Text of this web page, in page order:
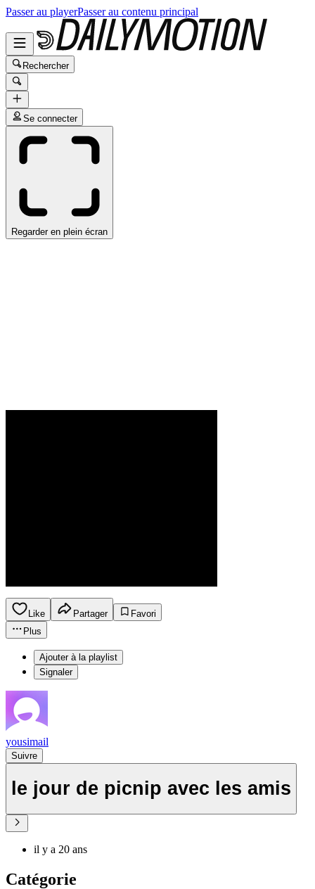
Passer au playerPasser au contenu principal
Rechercher
Se connecter
Regarder en plein écran
Like Partager
Favori
Plus
Ajouter à la playlist
Signaler
yousimail
Suivre
le jour de picnip avec les amis
il y a 20 ans
Catégorie